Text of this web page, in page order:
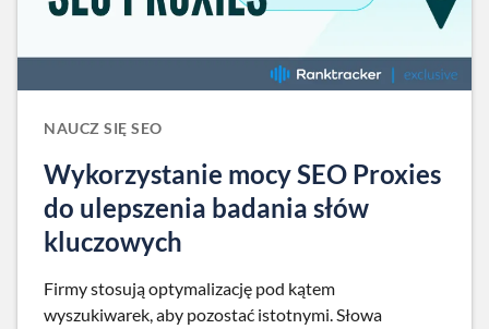
NAUCZ SIĘ SEO
Wykorzystanie mocy SEO Proxies
do ulepszenia badania słów
kluczowych
Firmy stosują optymalizację pod kątem
wyszukiwarek, aby pozostać istotnymi. Słowa